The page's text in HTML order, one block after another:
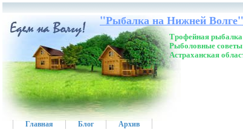
"Рыбалка на Нижней Волге"
Трофейная
Рыболовные
Астраханская
Главная Блог Архив